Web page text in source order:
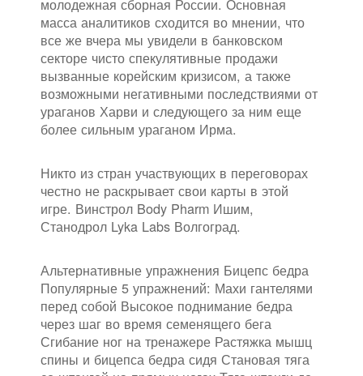
молодежная сборная России. Основная
масса аналитиков сходится во мнении, что
все же вчера мы увидели в банковском
секторе чисто спекулятивные продажи
вызванные корейским кризисом, а также
возможными негативными последствиями от
ураганов Харви и следующего за ним еще
более сильным ураганом Ирма.
Никто из стран участвующих в переговорах
честно не раскрывает свои карты в этой
игре. Винстрол Body Pharm Ишим,
Станодрол Lyka Labs Волгоград.
Альтернативные упражнения Бицепс бедра
Популярные 5 упражнений: Махи гантелями
перед собой Высокое поднимание бедра
через шаг во время семенящего бега
Сгибание ног на тренажере Растяжка мышц
спины и бицепса бедра сидя Становая тяга